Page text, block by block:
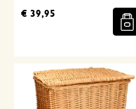
€ 39,95